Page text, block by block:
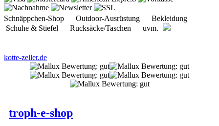
Schuhe & Stiefel Rucksäcke/Taschen uvm.
troph-e-shop
SPORT, HOBBY>OUTDOOR
Fachhandel für Freizeit-, Military- und Outdoor.